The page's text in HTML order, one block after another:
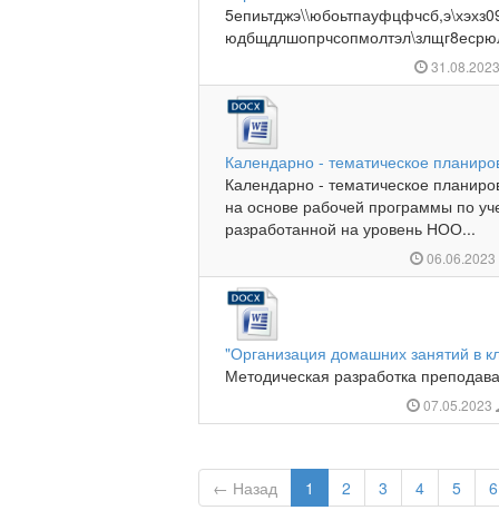
Календарно - тематическое
Календарно - тематическое
на основе рабочей программы по
разработанной на уровень НОО...
06.06.2023
"Организация домашних занятий в
Методическая разработка
07.05.2023
← Назад 1 2 3 4 5 6